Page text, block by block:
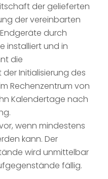
der gelieferten
der vereinbarten
durch
installiert und in
die
Initialisierung des
Rechenzentrum von
Kalendertage nach
wenn mindestens
kann. Der
wird unmittelbar
fällig.